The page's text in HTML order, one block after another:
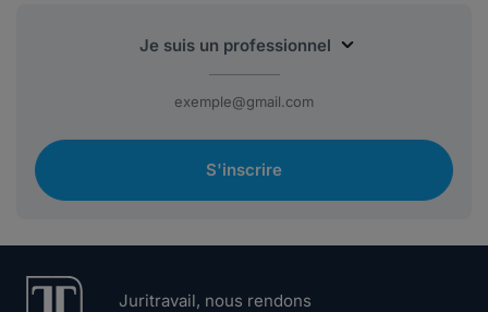
S'inscrire
Juritravail, nous rendons